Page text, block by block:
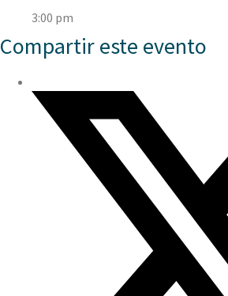
3:00 pm
Compartir este evento